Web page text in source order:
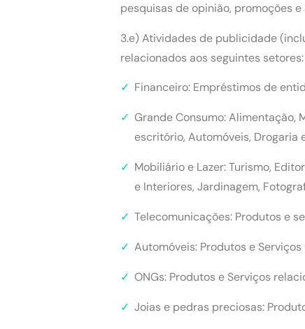
pesquisas de opinião, promoções
3.e) Atividades de publicidade
relacionados aos seguintes setores:
Financeiro: Empréstimos de
Grande Consumo: Alimentação,
escritório, Automóveis, Drogaria
Mobiliário e Lazer: Turismo,
e Interiores, Jardinagem,
Telecomunicações: Produtos e
Automóveis: Produtos e
ONGs: Produtos e Serviços
Joias e pedras preciosas: